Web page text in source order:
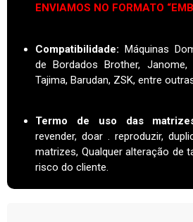
ENVIAMOS NO FORMATO
Compatibilidade: Máquinas
de Bordados Brother, Janome,
Tajima, Barudan, ZSK, entre
Termo de uso das
revender, doar . reproduzir,
matrizes, Qualquer alteração de
risco do cliente.